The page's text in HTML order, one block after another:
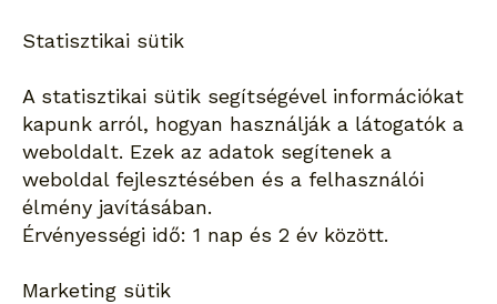
Statisztikai sütik
A statisztikai sütik segítségével információkat
kapunk arról, hogyan használják a látogatók a
weboldalt. Ezek az adatok segítenek a
weboldal fejlesztésében és a felhasználói
élmény javításában.
Érvényességi idő: 1 nap és 2 év között.
Marketing sütik